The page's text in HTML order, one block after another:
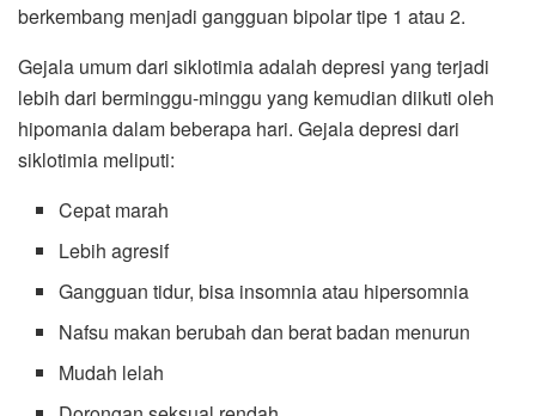
berkembang menjadi gangguan bipolar tipe 1 atau 2.
Gejala umum dari siklotimia adalah depresi yang terjadi
lebih dari berminggu-minggu yang kemudian diikuti oleh
hipomania dalam beberapa hari. Gejala depresi dari
siklotimia meliputi:
Cepat marah
Lebih agresif
Gangguan tidur, bisa insomnia atau hipersomnia
Nafsu makan berubah dan berat badan menurun
Mudah lelah